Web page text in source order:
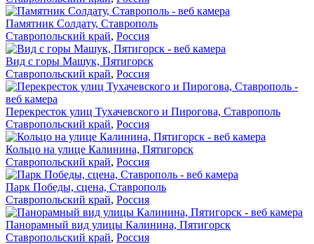
Памятник Солдату, Ставрополь
Ставропольский край, Россия
Вид с горы Машук, Пятигорск
Ставропольский край, Россия
Перекресток улиц Тухачевского и Пирогова, Ставрополь
Ставропольский край, Россия
Кольцо на улице Калинина, Пятигорск
Ставропольский край, Россия
Парк Победы, сцена, Ставрополь
Ставропольский край, Россия
Панорамный вид улицы Калинина, Пятигорск
Ставропольский край, Россия